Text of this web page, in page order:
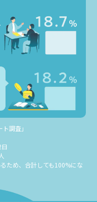
調査」
ため、合計しても100%にな